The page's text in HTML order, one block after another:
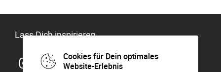
Cookies für Dein optimales
Website-Erlebnis
Lass Dich inspirieren